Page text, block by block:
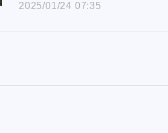
2025/01/24 07:35